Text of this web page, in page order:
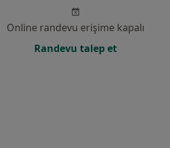
Online randevu erişime kapalı
Randevu talep et